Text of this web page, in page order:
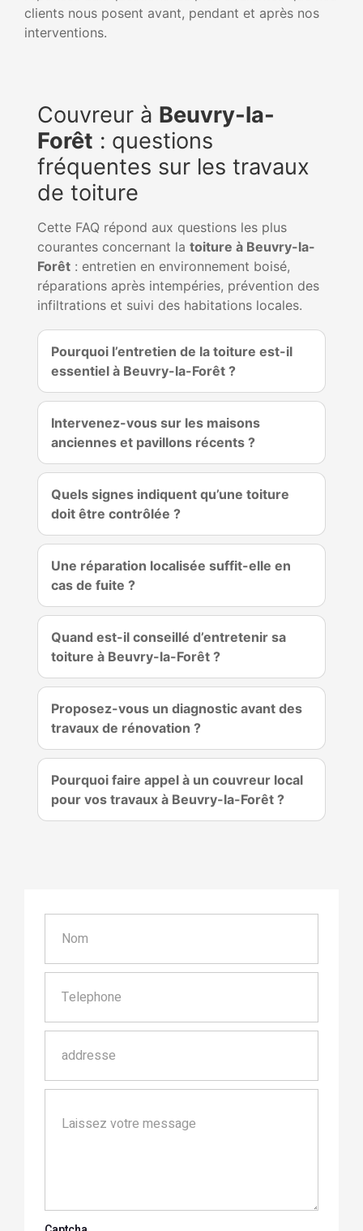
clients nous posent avant, pendant et après nos
interventions.
Couvreur à Beuvry-la-
Forêt : questions
fréquentes sur les travaux
de toiture
Cette FAQ répond aux questions les plus
courantes concernant la toiture à Beuvry-la-
Forêt : entretien en environnement boisé,
réparations après intempéries, prévention des
infiltrations et suivi des habitations locales.
Pourquoi l’entretien de la toiture est-il
essentiel à Beuvry-la-Forêt ?
Intervenez-vous sur les maisons
anciennes et pavillons récents ?
Quels signes indiquent qu’une toiture
doit être contrôlée ?
Une réparation localisée suffit-elle en
cas de fuite ?
Quand est-il conseillé d’entretenir sa
toiture à Beuvry-la-Forêt ?
Proposez-vous un diagnostic avant des
travaux de rénovation ?
Pourquoi faire appel à un couvreur local
pour vos travaux à Beuvry-la-Forêt ?